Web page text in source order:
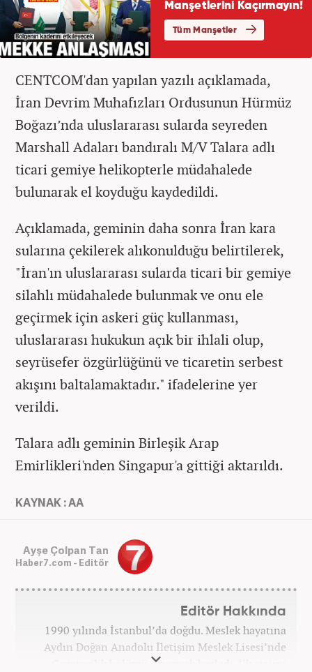
CENTCOM'dan yapılan yazılı açıklamada,
İran Devrim Muhafızları Ordusunun Hürmüz
Boğazı’nda uluslararası sularda seyreden
Marshall Adaları bandıralı M/V Talara adlı
ticari gemiye helikopterle müdahalede
bulunarak el koyduğu kaydedildi.
Açıklamada, geminin daha sonra İran kara
sularına çekilerek alıkonulduğu belirtilerek,
"İran'ın uluslararası sularda ticari bir gemiye
silahlı müdahalede bulunmak ve onu ele
geçirmek için askeri güç kullanması,
uluslararası hukukun açık bir ihlali olup,
seyrüsefer özgürlüğünü ve ticaretin serbest
akışını baltalamaktadır." ifadelerine yer
verildi.
Talara adlı geminin Birleşik Arap
Emirlikleri'nden Singapur'a gittiği aktarıldı.
KAYNAK : AA
Ayşe Çolpan Tan
Haber7.com - Editör
Editör Hakkında
1990 yılında İstanbul’da doğdu. Meslek hayatına
Aydın Doğan Anadolu İletişim Meslek Lisesi’nde
Gazetecilik bölümü okuyarak başladı. İlk stajını